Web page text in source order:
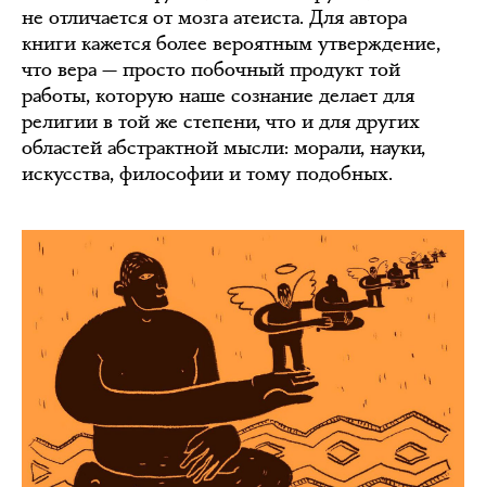
не отличается от мозга атеиста. Для автора
книги кажется более вероятным утверждение,
что вера — просто побочный продукт той
работы, которую наше сознание делает для
религии в той же степени, что и для других
областей абстрактной мысли: морали, науки,
искусства, философии и тому подобных.